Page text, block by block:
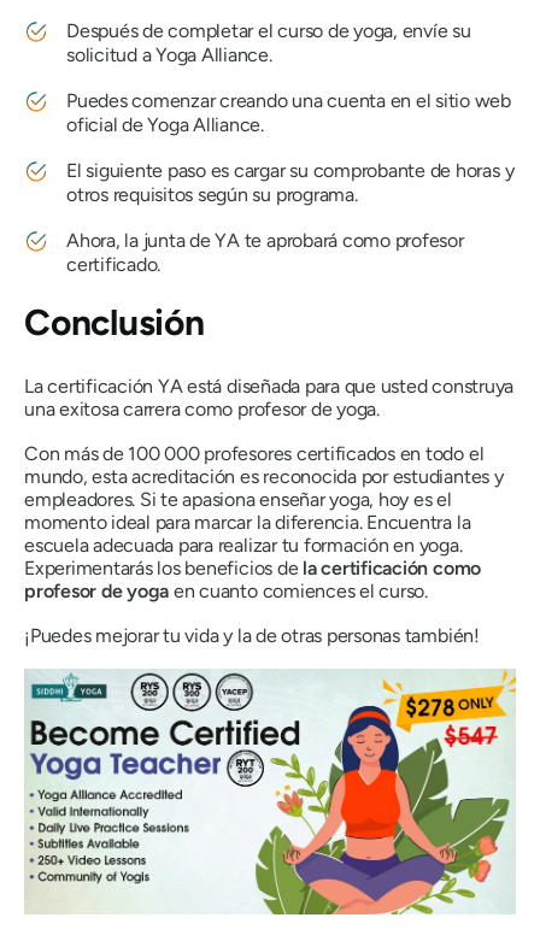
Después de completar el curso de yoga, envíe su
solicitud a Yoga Alliance.
Puedes comenzar creando una cuenta en el sitio web
oficial de Yoga Alliance.
El siguiente paso es cargar su comprobante de horas y
otros requisitos según su programa.
Ahora, la junta de YA te aprobará como profesor
certificado.
Conclusión
La certificación YA está diseñada para que usted construya
una exitosa carrera como profesor de yoga.
Con más de 100 000 profesores certificados en todo el
mundo, esta acreditación es reconocida por estudiantes y
empleadores. Si te apasiona enseñar yoga, hoy es el
momento ideal para marcar la diferencia. Encuentra la
escuela adecuada para realizar tu formación en yoga.
Experimentarás los beneficios dela certificación como
profesor de yoga en cuanto comiences el curso.
¡Puedes mejorar tu vida y la de otras personas también!